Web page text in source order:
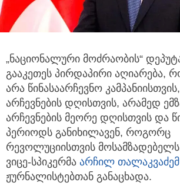
„ნაციონალური მოძრაობის“
გააკეთეს პირდაპირი აღიარება,
არა წინასაარჩევნო
არჩევნების დღისთვის, არამედ
არჩევნების მეორე დღისთვის და
პერიოდს განიხილავენ, როგორც
რევოლუციისთვის მოსამზადებელს,
ვიცე-სპიკერმა არჩილ თალაკვაძემ
ჟურნალისტებთან განაცხადა.